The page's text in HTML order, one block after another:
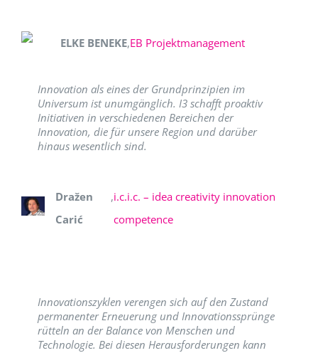
ELKE BENEKE,EB Projektmanagement
Innovation als eines der Grundprinzipien im
Universum ist unumgänglich. I3 schafft proaktiv
Initiativen in verschiedenen Bereichen der
Innovation, die für unsere Region und darüber
hinaus wesentlich sind.
Dražen
Carić
,i.c.i.c. – idea creativity innovation
competence
Innovationszyklen verengen sich auf den Zustand
permanenter Erneuerung und Innovationssprünge
rütteln an der Balance von Menschen und
Technologie. Bei diesen Herausforderungen kann